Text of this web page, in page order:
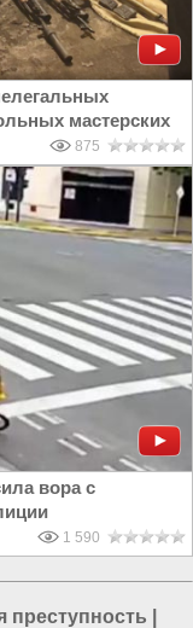
мастерских
875
вора с
1 590
преступность